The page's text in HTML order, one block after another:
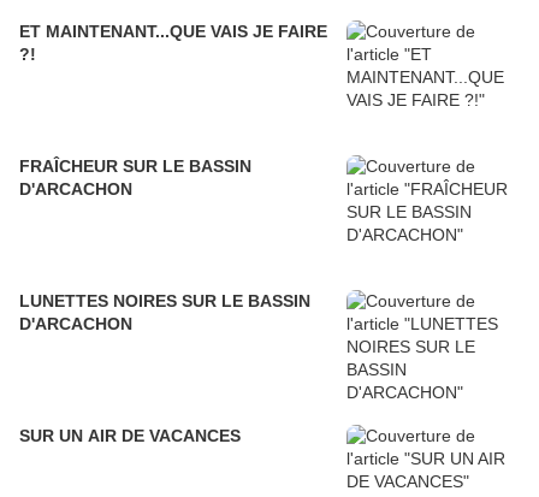
ET MAINTENANT...QUE VAIS JE FAIRE
?!
FRAÎCHEUR SUR LE BASSIN
D'ARCACHON
LUNETTES NOIRES SUR LE BASSIN
D'ARCACHON
SUR UN AIR DE VACANCES